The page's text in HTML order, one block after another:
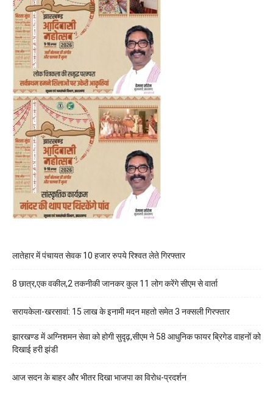
लातेहार में पंचायत सेवक 10 हजार रुपये रिश्वत लेते गिरफ्तार
8 छात्र,एक वकील,2 तकनीकी जानकर कुल 11 लोग करेंगे सीएम से वार्ता
सरायकेला-खरसावां: 15 लाख के इनामी मदन महतो समेत 3 नक्सली गिरफ्तार
झारखण्ड में अग्निशमन सेवा को होगी सुदृढ़,सीएम ने 58 आधुनिक फायर ब्रिगेड वाहनों को
दिखाई हरी झंडी
आज सदन के बाहर और भीतर दिखा भाजपा का विरोध-प्रदर्शन